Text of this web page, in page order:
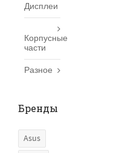
Дисплеи
Корпусные
части
Разное
Бренды
Asus